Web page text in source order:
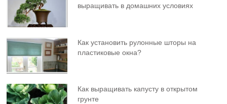
выращивать в домашних условиях
Как установить рулонные шторы на
пластиковые окна?
Как выращивать капусту в открытом
грунте